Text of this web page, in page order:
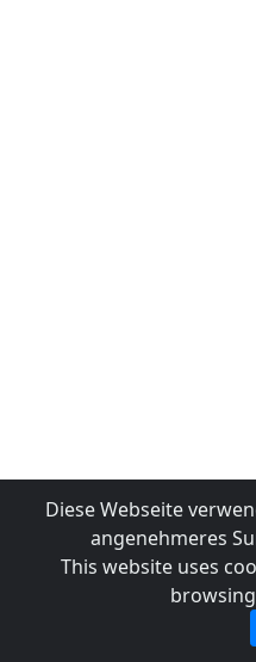
Diese Webseite
angenehmeres
This website uses